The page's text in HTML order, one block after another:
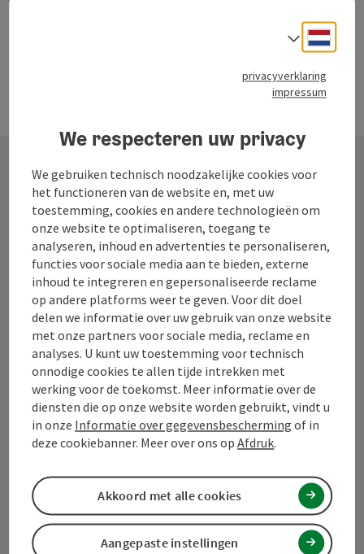
Contact
Toerismevereniging Mühlviertel
Hauptplatz 19
4190 Bad Leonfelden
+43 50 7263 100
info@muehlviertel.at
FacebookInstagramPinterestLinkedIn
privacyverklaring
impressum
We respecteren uw privacy
We gebruiken technisch noodzakelijke cookies voor
het functioneren van de website en, met uw
toestemming, cookies en andere technologieën om
onze website te optimaliseren, toegang te
analyseren, inhoud en advertenties te personaliseren,
functies voor sociale media aan te bieden, externe
inhoud te integreren en gepersonaliseerde reclame
op andere platforms weer te geven. Voor dit doel
delen we informatie over uw gebruik van onze website
met onze partners voor sociale media, reclame en
analyses. U kunt uw toestemming voor technisch
onnodige cookies te allen tijde intrekken met
werking voor de toekomst. Meer informatie over de
diensten die op onze website worden gebruikt, vindt u
in onze Informatie over gegevensbescherming of in
deze cookiebanner. Meer over ons opAfdruk.
Aangepaste instellingen
Akkoord met alle cookies